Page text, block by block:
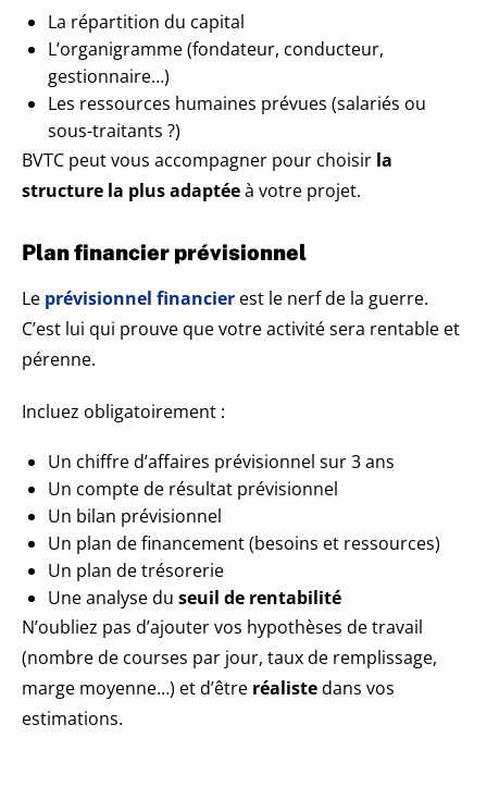
La répartition du capital
L’organigramme (fondateur, conducteur,
gestionnaire…)
Les ressources humaines prévues (salariés ou
sous-traitants ?)
BVTC peut vous accompagner pour choisir la
structure la plus adaptéeà votre projet.
Plan financier prévisionnel
Le prévisionnel financier est le nerf de la guerre.
C’est lui qui prouve que votre activité sera rentable et
pérenne.
Incluez obligatoirement :
Un chiffre d’affaires prévisionnel sur 3 ans
Un compte de résultat prévisionnel
Un bilan prévisionnel
Un plan de financement (besoins et ressources)
Un plan de trésorerie
Une analyse du seuil de rentabilité
N’oubliez pas d’ajouter vos hypothèses de travail
(nombre de courses par jour, taux de remplissage,
marge moyenne…) et d’être réalistedans vos
estimations.